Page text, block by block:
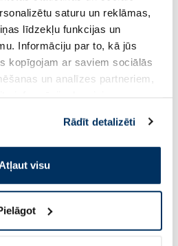
saturu un reklāmas,
līdzekļu funkcijas un
Informāciju par to, kā jūs
kopīgojam ar saviem sociālās
un analīzes partneriem,
šo papildu sīkdatņu
savu izvēli:
Rādīt detalizēti
visu
1.60 € 2.29 €
Standarta cena: 2.29 €